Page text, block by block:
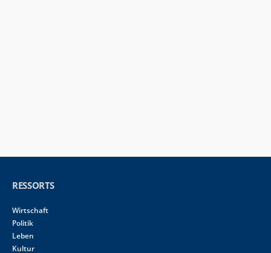
RESSORTS
Wirtschaft
Politik
Leben
Kultur